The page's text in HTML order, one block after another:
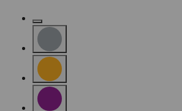
Sortieren nach Farbe: Fuchsia
Sortieren nach Farbe: Grey
Sortieren nach Farbe: Orange